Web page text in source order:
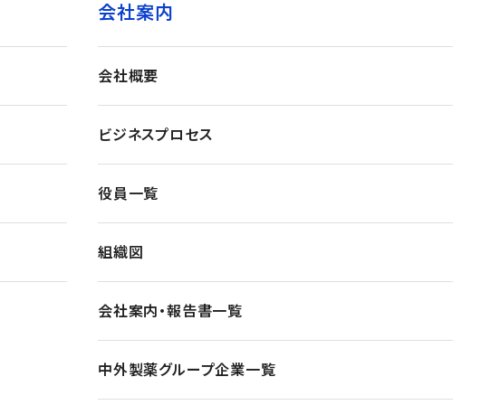
会社案内
会社概要
ビジネスプロセス
役員一覧
組織図
会社案内・報告書一覧
中外製薬グループ企業一覧